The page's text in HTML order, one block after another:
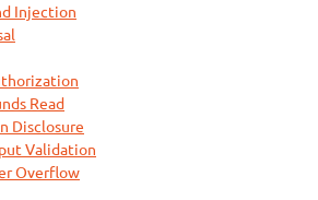
Injection
Read
Disclosure
Validation
Overflow